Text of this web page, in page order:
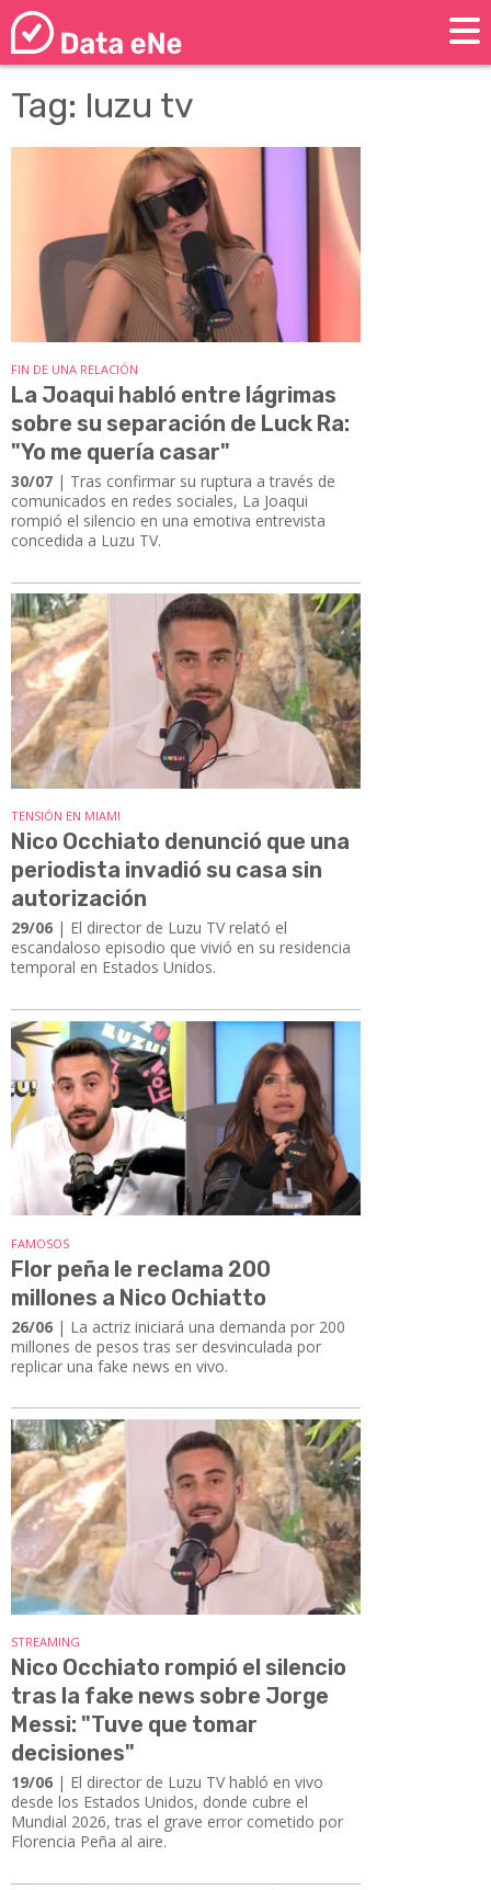
Tag: luzu tv
FIN DE UNA RELACIÓN
La Joaqui habló entre lágrimas
sobre su separación de Luck Ra:
"Yo me quería casar"
30/07 | Tras confirmar su ruptura a través de
comunicados en redes sociales, La Joaqui
rompió el silencio en una emotiva entrevista
concedida a Luzu TV.
TENSIÓN EN MIAMI
Nico Occhiato denunció que una
periodista invadió su casa sin
autorización
29/06 | El director de Luzu TV relató el
escandaloso episodio que vivió en su residencia
temporal en Estados Unidos.
FAMOSOS
Flor peña le reclama 200
millones a Nico Ochiatto
26/06 | La actriz iniciará una demanda por 200
millones de pesos tras ser desvinculada por
replicar una fake news en vivo.
STREAMING
Nico Occhiato rompió el silencio
tras la fake news sobre Jorge
Messi: "Tuve que tomar
decisiones"
19/06 | ​​​​​​​El director de Luzu TV habló en vivo
desde los Estados Unidos, donde cubre el
Mundial 2026, tras el grave error cometido por
Florencia Peña al aire.